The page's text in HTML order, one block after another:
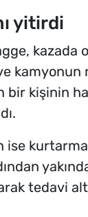
yitirdi
kazada
kamyonun
bir kişinin
ise
tedavi